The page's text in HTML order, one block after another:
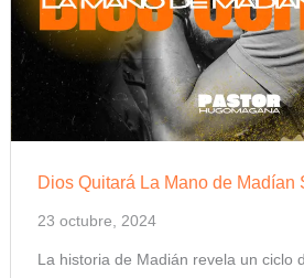
Dios Quitará La Mano de Madían
23 octubre, 2024
La historia de Madián revela un ciclo